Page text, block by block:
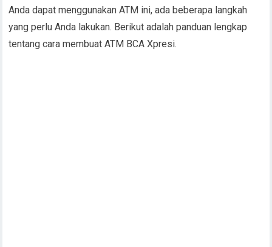
Anda dapat menggunakan ATM ini, ada beberapa langkah
yang perlu Anda lakukan. Berikut adalah panduan lengkap
tentang cara membuat ATM BCA Xpresi.